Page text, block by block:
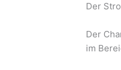
Der
Der
im